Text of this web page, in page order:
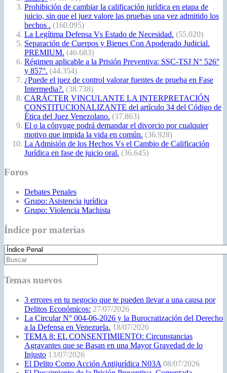
Prohibición de cambiar la calificación jurídica en etapa de
juicio, sin que el juez valore las pruebas una vez admitido los
hechos . (160.095)
La Legítima Defensa Vs Estado de Necesidad. (55.020)
Separación de Cuerpos y Bienes Con Apoderado Judicial.
PREMIUM. (46.683)
Régimen aplicable a la Prisión Preventiva: SSC-TSJ N° 526°
y 857°. (44.354)
¿Puede el juez de control valorar fuentes de prueba en Fase
Intermedia?. (38.738)
CARÁCTER VINCULANTE LA INTERPRETACIÓN
CONSTITUCIONALIZANTE del artículo 34 del Código de
Ética del Juez Venezolano. (37.863)
El o la cónyuge podrá demandar el divorcio por cualquier
motivo que impida la vida en común. (36.928)
La Admisión de los Hechos Vs el Cambio de Calificación
Jurídica en fase de juicio oral. (36.645)
Foros
Debates Penales
Grupo: Asistencia jurídica
Grupo: Violencia Machista
Índice por materias
Temas nuevos
3 errores en tu negocio que te pueden llevar a una causa por
Delitos Económicos: 27/07/2026
La Circular N° 004-06-2026 y la Burocratización del Derecho
a la Defensa en Venezuela. 18/07/2026
TEMA 8: EL CONSENTIMIENTO: Circunstancias
Agravantes que se Basan en una Mayor Gravedad de lo
Injusto 13/07/2026
El Delito Como Acción Antijurídica N03A 08/07/2026